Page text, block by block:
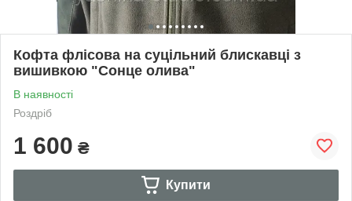
Кофта флісова на суцільний блискавці з
вишивкою "Сонце олива"
В наявності
Роздріб
1 600 ₴
Купити